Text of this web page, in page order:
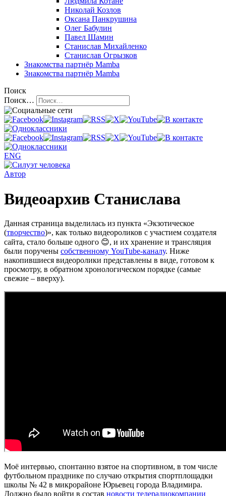
Николай Козлов
Оксана Панкрушина
Олег Бабулин
Павел Шамин
Станислав Михайленко
Станислав Огрызков
Знакомства партнёр Mamba
Знакомства партнёр Mamba
Поиск
Поиск…
ENG
Автор
Видеоархив Станислава
Данная страница выделилась из пункта «Экзотическое
(творчество)», как только видеороликов с участием создателя
сайта, стало больше одного 😊, и их хранение и трансляция
были поручены собственному YouTube-каналу. Ниже
накопившиеся видеоролики представлены в виде, готовом к
просмотру, в обратном хронологическом порядке (самые
свежие – вверху).
Моё интервью, спонтанно взятое на спортивном, в том числе
футбольном празднике по случаю открытия спортплощадки
школы № 42 в микрорайоне Юрьевец города Владимира.
Должно было войти в состав новости телерадиокомпании